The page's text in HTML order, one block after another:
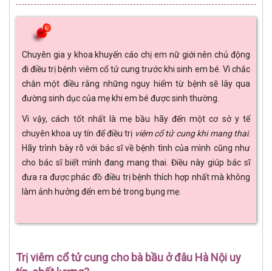
Chuyên gia y khoa khuyến cáo chị em nữ giới nên chủ động
đi điều trị bệnh viêm cổ tử cung trước khi sinh em bé. Vì chắc
chắn một điều rằng những nguy hiểm từ bệnh sẽ lây qua
đường sinh dục của mẹ khi em bé được sinh thường.
Vì vậy, cách tốt nhất là mẹ bầu hãy đến một cơ sở y tế
chuyên khoa uy tín để điều trị viêm cổ tử cung khi mang thai.
Hãy trình bày rõ với bác sĩ về bệnh tình của mình cũng như
cho bác sĩ biết mình đang mang thai. Điều này giúp bác sĩ
đưa ra được phác đồ điều trị bệnh thích hợp nhất mà không
làm ảnh hưởng đến em bé trong bụng mẹ.
Trị viêm cổ tử cung cho bà bầu ở đâu Hà Nội uy